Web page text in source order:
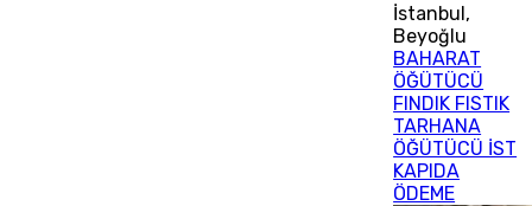
İstanbul,
Beyoğlu
BAHARAT
ÖĞÜTÜCÜ
FINDIK FISTIK
TARHANA
ÖĞÜTÜCÜ İST
KAPIDA
ÖDEME